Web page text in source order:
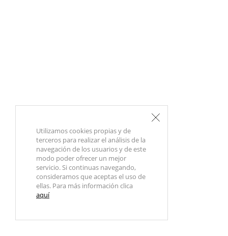
Utilizamos cookies propias y de
terceros para realizar el análisis de la
navegación de los usuarios y de este
modo poder ofrecer un mejor
servicio. Si continuas navegando,
consideramos que aceptas el uso de
ellas. Para más información clica
aquí